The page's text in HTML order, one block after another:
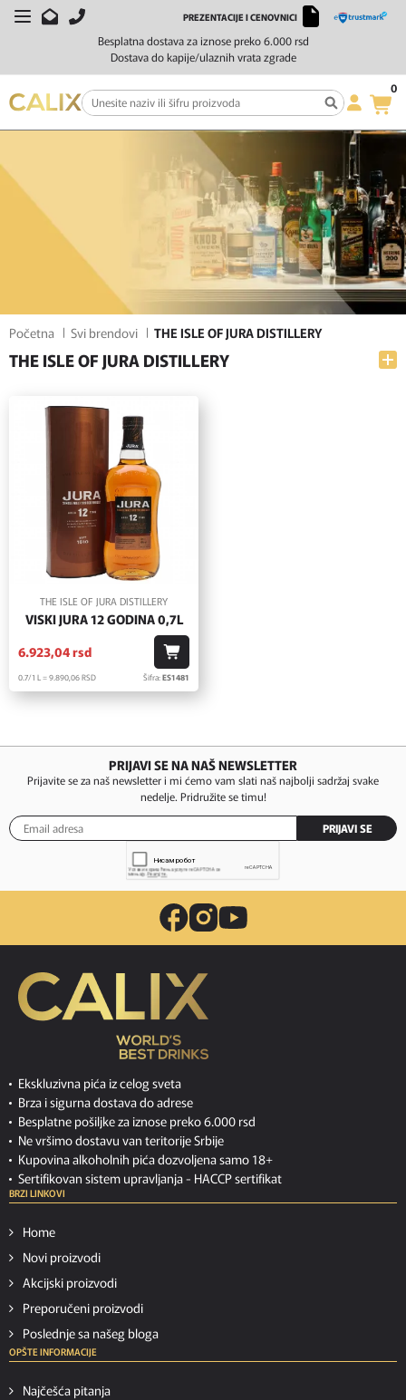
Besplatna dostava za iznose preko 6.000 rsd
Dostava do kapije/ulaznih vrata zgrade
PREZENTACIJE I CENOVNICI
0
Početna Svi brendovi THE ISLE OF JURA DISTILLERY
THE ISLE OF JURA DISTILLERY
FILTERI
SORTIRAJ
THE ISLE OF JURA DISTILLERY
VISKI JURA 12 GODINA 0,7L
6.923,04rsd
0.7/1 L = 9.890,06RSD Šifra:ES1481
PRIJAVI SE NA NAŠ NEWSLETTER
Prijavite se za naš newsletter i mi ćemo vam slati naš najbolji sadržaj svake
nedelje. Pridružite se timu!
PRIJAVI SE
Ekskluzivna pića iz celog sveta
Brza i sigurna dostava do adrese
Besplatne pošiljke za iznose preko 6.000 rsd
Ne vršimo dostavu van teritorije Srbije
Kupovina alkoholnih pića dozvoljena samo 18+
Sertifikovan sistem upravljanja - HACCP sertifikat
BRZI LINKOVI
Home
Novi proizvodi
Akcijski proizvodi
Preporučeni proizvodi
Poslednje sa našeg bloga
OPŠTE INFORMACIJE
Najčešća pitanja